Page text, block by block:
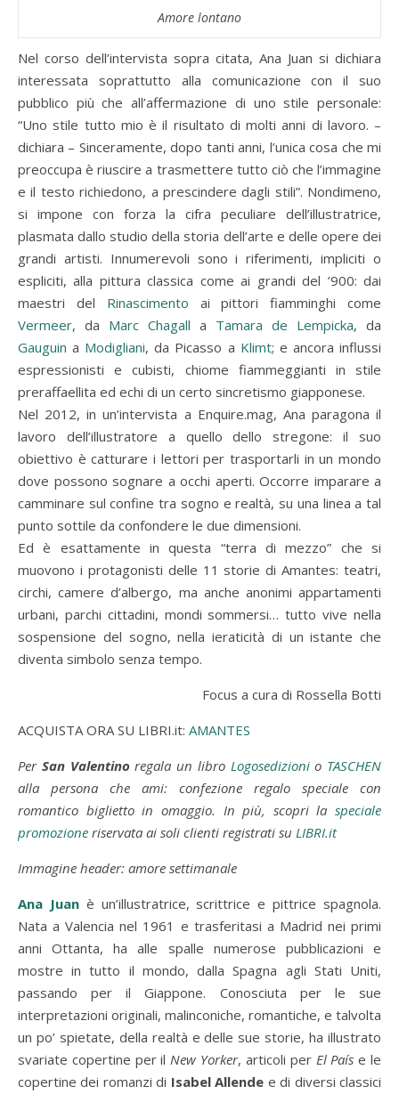
Amore lontano
Nel corso dell’intervista sopra citata, Ana Juan si dichiara
interessata soprattutto alla comunicazione con il suo
pubblico più che all’affermazione di uno stile personale:
“Uno stile tutto mio è il risultato di molti anni di lavoro. –
dichiara – Sinceramente, dopo tanti anni, l’unica cosa che mi
preoccupa è riuscire a trasmettere tutto ciò che l’immagine
e il testo richiedono, a prescindere dagli stili”. Nondimeno,
si impone con forza la cifra peculiare dell’illustratrice,
plasmata dallo studio della storia dell’arte e delle opere dei
grandi artisti. Innumerevoli sono i riferimenti, impliciti o
espliciti, alla pittura classica come ai grandi del ’900: dai
maestri del Rinascimento ai pittori fiamminghi come
Vermeer, da Marc Chagall a Tamara de Lempicka, da
Gauguin a Modigliani, da Picasso a Klimt; e ancora influssi
espressionisti e cubisti, chiome fiammeggianti in stile
preraffaellita ed echi di un certo sincretismo giapponese.
Nel 2012, in un’intervista a Enquire.mag, Ana paragona il
lavoro dell’illustratore a quello dello stregone: il suo
obiettivo è catturare i lettori per trasportarli in un mondo
dove possono sognare a occhi aperti. Occorre imparare a
camminare sul confine tra sogno e realtà, su una linea a tal
punto sottile da confondere le due dimensioni.
Ed è esattamente in questa “terra di mezzo” che si
muovono i protagonisti delle 11 storie di Amantes: teatri,
circhi, camere d’albergo, ma anche anonimi appartamenti
urbani, parchi cittadini, mondi sommersi… tutto vive nella
sospensione del sogno, nella ieraticità di un istante che
diventa simbolo senza tempo.
Focus a cura di Rossella Botti
ACQUISTA ORA SU LIBRI.it: AMANTES
Per San Valentino regala un libro Logosedizionio TASCHEN
alla persona che ami: confezione regalo speciale con
romantico biglietto in omaggio. In più, scopri la speciale
promozione riservata ai soli clienti registrati su LIBRI.it
Immagine header: amore settimanale
Ana Juanè un’illustratrice, scrittrice e pittrice spagnola.
Nata a Valencia nel 1961 e trasferitasi a Madrid nei primi
anni Ottanta, ha alle spalle numerose pubblicazioni e
mostre in tutto il mondo, dalla Spagna agli Stati Uniti,
passando per il Giappone. Conosciuta per le sue
interpretazioni originali, malinconiche, romantiche, e talvolta
un po’ spietate, della realtà e delle sue storie, ha illustrato
svariate copertine per ilNew Yorker, articoli per El País e le
copertine dei romanzi di Isabel Allende e di diversi classici